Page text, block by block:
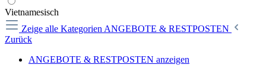
Vietnamesisch
Zeige alle Kategorien ANGEBOTE & RESTPOSTEN
Zurück
ANGEBOTE & RESTPOSTEN anzeigen